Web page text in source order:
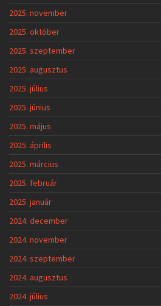
2025. november
2025. október
2025. szeptember
2025. augusztus
2025. július
2025. június
2025. május
2025. április
2025. március
2025. február
2025. január
2024. december
2024. november
2024. szeptember
2024. augusztus
2024. július